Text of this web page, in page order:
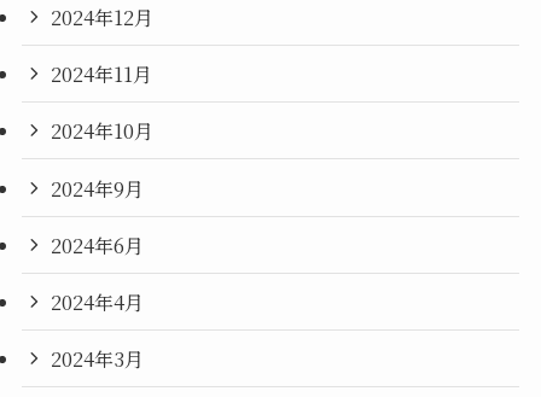
2024年12月
2024年11月
2024年10月
2024年9月
2024年6月
2024年4月
2024年3月